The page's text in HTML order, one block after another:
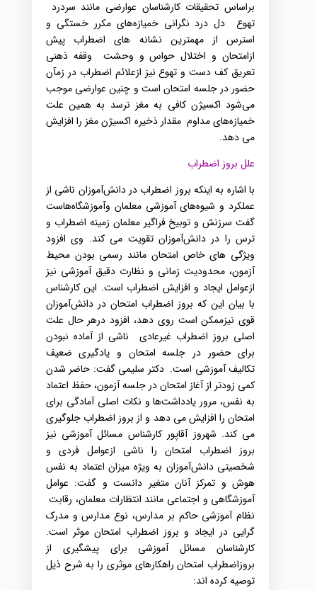
براساس‌ تحقیقات‌ کارشناسان عوارضی‌ مانند سردرد ‌
تهوع‌ ‌ دل‌ درد‌ نگرانی‌ خمیازه‌های‌ مکرر ‌خستگی‌ و
استرس‌ از مهمترین‌ نشانه‌ های‌ اضطراب‌ پیش‌
ازامتحان و اختلال‌ حواس‌ و وحشت‌ ‌ وقفه‌ ذهنی‌
‌تعریق‌ کف‌ دست‌ و تهوع‌ نیز ازعلائم‌ اضطراب‌ در زمآن
حضور در جلسه‌ امتحان است‌ و چنین‌ عوارضی‌ موجب‌
می‌‌شود اکسیژن‌ کافی‌ به‌ مغز نرسد به‌ همین‌ علت‌
خمیازه‌های‌ مداوم‌ ‌ مقدار ذخیره‌ اکسیژن‌ مغز را افزایش‌
می‌ دهد‌.
علل‌ بروز اضطراب‌
با اشاره‌ به‌ اینکه‌ بروز اضطراب‌ در دانش‌آموزان‌ ناشی‌ از
عملکرد و شیوه‌های‌ آموزشی‌ معلمان وآموزشگاه‌هاست‌
‌گفت‌ سرزنش‌ و توبیخ‌ فراگیر معلمان‌ زمینه‌ اضطراب‌ و
ترس‌ را در دانش‌آموزان‌ تقویت‌ می‌ کند‌. وی‌ افزود‌
ویژگی‌ های‌ خاص‌ امتحان مانند رسمی‌ بودن‌ محیط
آزمون‌، ‌محدودیت‌ زمانی‌ و نظارت‌ دقیق‌ آموزشی‌ نیز
ازعوامل‌ ایجاد و افزایش‌ اضطراب‌ است‌‌. این‌ کارشناس‌
با بیان این‌ که‌ بروز اضطراب‌ امتحان در دانش‌آموزان
قوی‌ نیزممکن‌ است‌ روی‌ دهد،‌ افزود ‌درهر حال‌ علت‌
اصلی‌ بروز اضطراب‌ غیرعادی‌ ناشی‌ از آماده نبودن‌
برای‌ حضور در جلسه‌ امتحان و یادگیری‌ ضعیف‌
تکالیف‌ آموزشی‌ است‌‌.دکتر سلیمی‌ گفت‌: حاضر شدن‌
کمی‌ زودتر از آغاز امتحان در جلسه‌ آزمون‌، حفظ اعتماد
به‌ نفس‌، مرور یادداشت‌ها و نکات‌ اصلی‌ ‌آمادگی‌ برای‌
امتحان را افزایش‌ می‌ دهد و از بروز اضطراب‌ جلوگیری‌
می‌ کند‌. شهروز آقاپور کارشناس‌ مسائل‌ آموزشی‌ نیز
بروز اضطراب‌ امتحان را ناشی‌ ازعوامل‌ فردی‌ و
شخصیتی‌ دانش‌آموزان به‌ ویژه‌ میزان اعتماد به‌ نفس‌
هوش‌ و تمرکز آنان متغیر دانست‌ و گفت‌:‌ عوامل‌
آموزشگاهی‌ و اجتماعی‌ مانند انتظارات‌ معلمان، رقابت‌ ‌
نظام‌ آموزشی‌ حاکم‌ بر مدارس، ‌‌نوع‌ مدارس‌ و مدرک‌
گرایی‌ در ایجاد و بروز اضطراب‌ امتحان موثر است.‌‌
کارشناسان مسائل‌ آموزشی‌ برای‌ پیشگیری‌ از
بروزاضطراب‌ امتحان راهکارهای‌ موثری‌ را به‌ شرح‌ ذیل‌
توصیه‌ کرده‌ اند: